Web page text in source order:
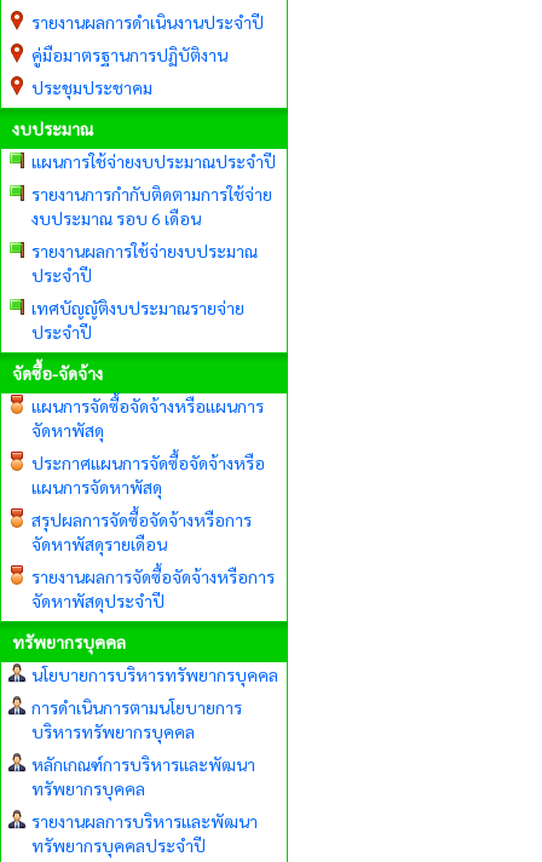
รายงานผลการดำเนินงานประจำปี
คู่มือมาตรฐานการปฏิบัติงาน
ประชุมประชาคม
งบประมาณ
แผนการใช้จ่ายงบประมาณประจำปี
รายงานการกำกับติดตามการใช้จ่าย
งบประมาณ รอบ 6 เดือน
รายงานผลการใช้จ่ายงบประมาณ
ประจำปี
เทศบัญญัติงบประมาณรายจ่าย
ประจำปี
จัดซื้อ-จัดจ้าง
แผนการจัดซื้อจัดจ้างหรือแผนการ
จัดหาพัสดุ
ประกาศแผนการจัดซื้อจัดจ้างหรือ
แผนการจัดหาพัสดุ
สรุปผลการจัดซื้อจัดจ้างหรือการ
จัดหาพัสดุรายเดือน
รายงานผลการจัดซื้อจัดจ้างหรือการ
จัดหาพัสดุประจำปี
ทรัพยากรบุคคล
นโยบายการบริหารทรัพยากรบุคคล
การดำเนินการตามนโยบายการ
บริหารทรัพยากรบุคคล
หลักเกณฑ์การบริหารและพัฒนา
ทรัพยากรบุคคล
รายงานผลการบริหารและพัฒนา
ทรัพยากรบุคคลประจำปี